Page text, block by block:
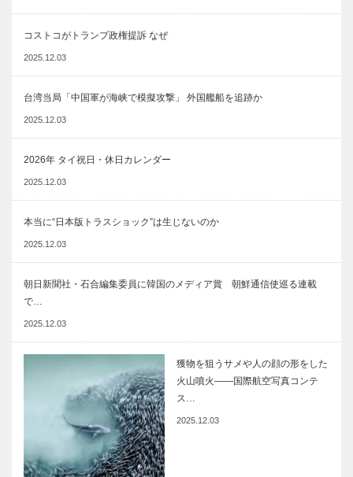
コストコがトランプ政権提訴 なぜ
2025.12.03
台湾当局「中国軍が海峡で模擬攻撃」 外国艦船を追跡か
2025.12.03
2026年 タイ祝日・休日カレンダー
2025.12.03
本当に“日本版トラスショック”は生じないのか
2025.12.03
朝日新聞社・石合編集委員に韓国のメディア賞 朝鮮通信使巡る連載
で…
2025.12.03
獲物を狙うサメや人の顔の形をした
火山噴火――国際航空写真コンテ
ス…
2025.12.03